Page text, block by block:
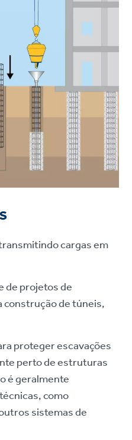
cargas em
de projetos de
de túneis,
proteger escavações
perto de estruturas
é geralmente
como
sistemas de